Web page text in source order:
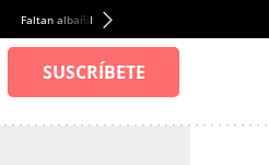
Faltan albañiles